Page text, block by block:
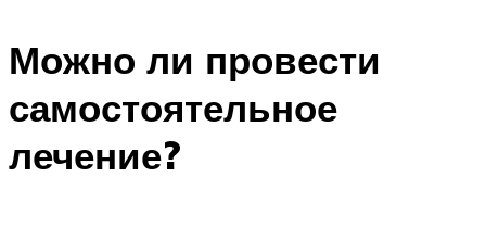
Можно ли провести
самостоятельное
лечение?